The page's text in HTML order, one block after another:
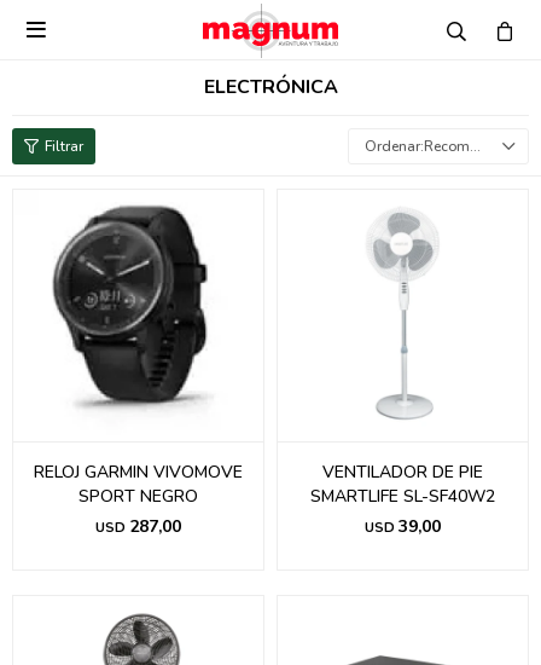

ELECTRÓNICA
Recomendados
RELOJ GARMIN VIVOMOVE
SPORT NEGRO
USD 287,00
VENTILADOR DE PIE
SMARTLIFE SL-SF40W2
USD 39,00